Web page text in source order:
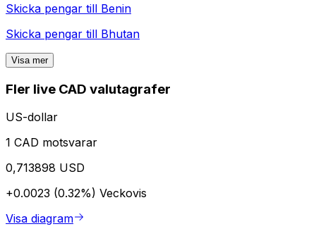
Skicka pengar till Benin
Skicka pengar till Bhutan
Visa mer
Fler live CAD valutagrafer
US-dollar
1 CAD motsvarar
0,713898 USD
+0.0023 (0.32%) Veckovis
Visa diagram